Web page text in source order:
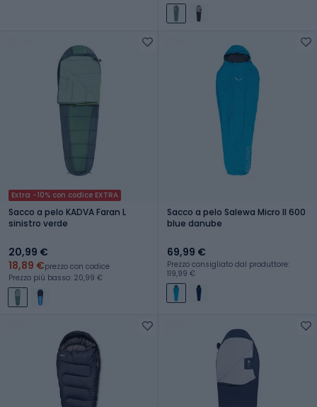
Extra -10% con codice EXTRA
Sacco a pelo KADVA Faran L
sinistro verde
20,99 €
18,89 €prezzo con codice
Prezzo più basso: 20,99 €
Sacco a pelo Salewa Micro II 600
blue danube
69,99 €
Prezzo consigliato dal produttore:
119,99 €